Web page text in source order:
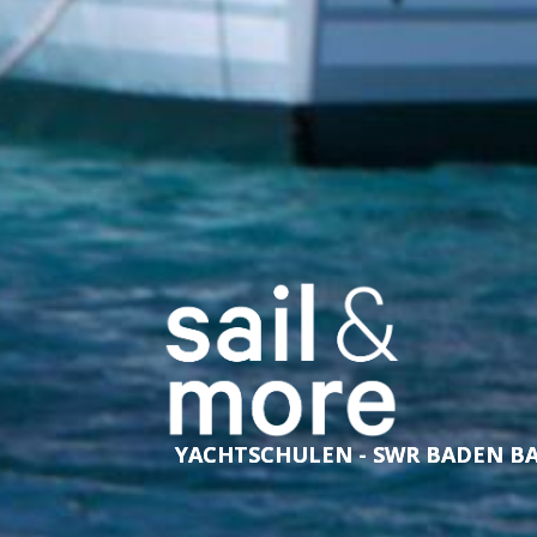
YACHTSCHULEN - SWR BADEN